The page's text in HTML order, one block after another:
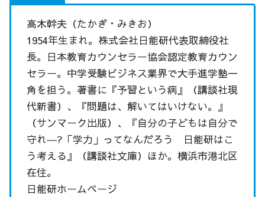
高木幹夫（たかぎ・みきお）
1954年生まれ。株式会社日能研代表取締役社
長。日本教育カウンセラー協会認定教育カウン
セラー。中学受験ビジネス業界で大手進学塾一
角を担う。著書に『予習という病』（講談社現
代新書）、『問題は、解いてはいけない。』
（サンマーク出版）、『自分の子どもは自分で
守れ―?「学力」ってなんだろう 日能研はこ
う考える』（講談社文庫）ほか。横浜市港北区
在住。
日能研ホームページ